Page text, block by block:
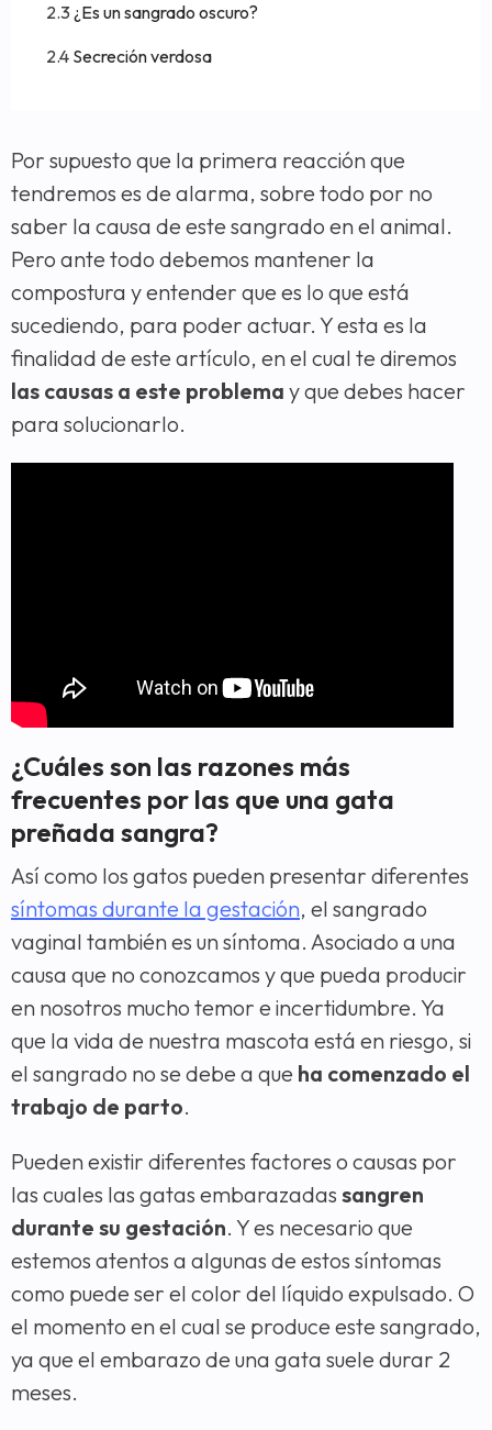
¿Es un sangrado oscuro?
Secreción verdosa
Por supuesto que la primera reacción que
tendremos es de alarma, sobre todo por no
saber la causa de este sangrado en el animal.
Pero ante todo debemos mantener la
compostura y entender que es lo que está
sucediendo, para poder actuar. Y esta es la
finalidad de este artículo, en el cual te diremos
las causas a este problema y que debes hacer
para solucionarlo.
¿Cuáles son las razones más
frecuentes por las que una gata
preñada sangra?
Así como los gatos pueden presentar diferentes
síntomas durante la gestación, el sangrado
vaginal también es un síntoma. Asociado a una
causa que no conozcamos y que pueda producir
en nosotros mucho temor e incertidumbre. Ya
que la vida de nuestra mascota está en riesgo, si
el sangrado no se debe a que ha comenzado el
trabajo de parto.
Pueden existir diferentes factores o causas por
las cuales las gatas embarazadas sangren
durante su gestación. Y es necesario que
estemos atentos a algunas de estos síntomas
como puede ser el color del líquido expulsado. O
el momento en el cual se produce este sangrado,
ya que el embarazo de una gata suele durar 2
meses.